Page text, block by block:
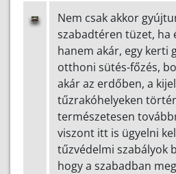
Nem csak akkor
szabadtéren tüzet, ha
hanem akár, egy kerti
otthoni sütés-főzés,
akár az erdőben, a
tűzrakóhelyeken
természetesen
viszont itt is ügyelni
tűzvédelmi szabályok
hogy a szabadban